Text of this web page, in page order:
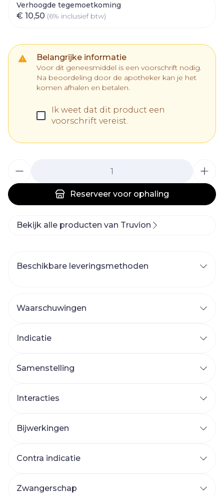
Verhoogde tegemoetkoming
€ 10,50 (6% inclusief btw)
Belangrijke informatie
Voor dit geneesmiddel is een voorschrift nodig.
Na beoordeling door de apotheker kan je het
komen afhalen en betalen.
Ik weet dat dit product een
voorschrift vereist.
Reserveer voor ophaling
Bekijk alle producten van Truvion
Beschikbare leveringsmethoden
Waarschuwingen
Indicatie
Samenstelling
Interacties
Bijwerkingen
Contra indicatie
Zwangerschap